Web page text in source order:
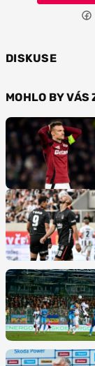
DISKUSE
MOHLO BY VÁS